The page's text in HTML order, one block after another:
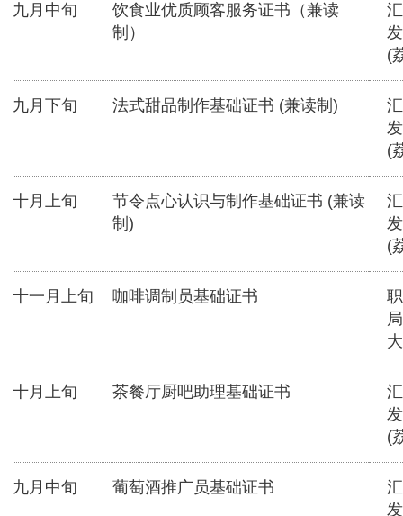
九月中旬
饮食业优质顾客服务证书（兼读
制）
(
九月下旬 法式甜品制作基础证书 (兼读制)
(
十月上旬
节令点心认识与制作基础证书 (兼读
制)
(
十一月上旬 咖啡调制员基础证书
十月上旬 茶餐厅厨吧助理基础证书
(
九月中旬 葡萄酒推广员基础证书